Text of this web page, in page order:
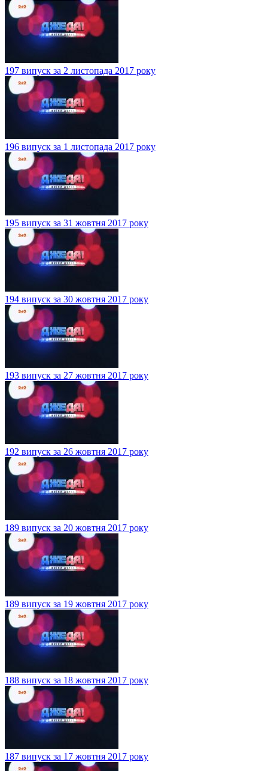
197 випуск за 2 листопада 2017 року
196 випуск за 1 листопада 2017 року
195 випуск за 31 жовтня 2017 року
194 випуск за 30 жовтня 2017 року
193 випуск за 27 жовтня 2017 року
192 випуск за 26 жовтня 2017 року
189 випуск за 20 жовтня 2017 року
189 випуск за 19 жовтня 2017 року
188 випуск за 18 жовтня 2017 року
187 випуск за 17 жовтня 2017 року